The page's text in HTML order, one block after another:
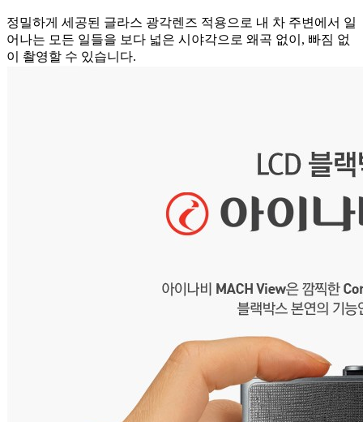
정밀하게 세공된 글라스 광각렌즈 적용으로 내 차 주변에서 일
어나는 모든 일들을 보다 넓은 시야각으로 왜곡 없이, 빠짐 없
이 촬영할 수 있습니다.